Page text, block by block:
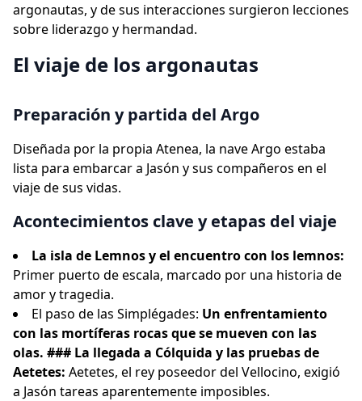
argonautas, y de sus interacciones surgieron lecciones
sobre liderazgo y hermandad.
El viaje de los argonautas
Preparación y partida del Argo
Diseñada por la propia Atenea, la nave Argo estaba
lista para embarcar a Jasón y sus compañeros en el
viaje de sus vidas.
Acontecimientos clave y etapas del viaje
La isla de Lemnos y el encuentro con los lemnos:
Primer puerto de escala, marcado por una historia de
amor y tragedia.
El paso de las Simplégades: Un enfrentamiento
con las mortíferas rocas que se mueven con las
olas. ### La llegada a Cólquida y las pruebas de
Aetetes: Aetetes, el rey poseedor del Vellocino, exigió
a Jasón tareas aparentemente imposibles.